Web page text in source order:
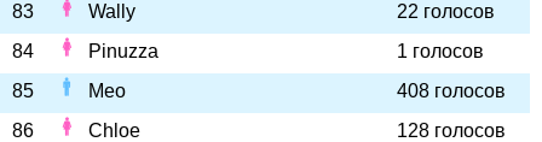
83
Wally
22 голосов
84
Pinuzza
1 голосов
85
Meo
408 голосов
86
Chloe
128 голосов